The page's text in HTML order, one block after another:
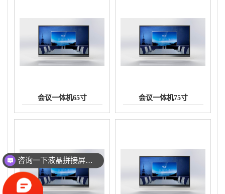
会议一体机65寸 会议一体机75寸
咨询一下液晶拼接屏的价格